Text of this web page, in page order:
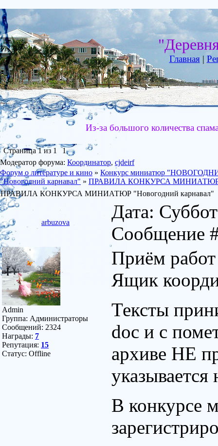
Главная|
Из-за большого количества
Страница1из 1
1
Модератор форума: Координатор, cjdeirf
Форум о литературе и кино » Конкурс миниатюр
"Новогодний карнавал" » ПРАВИЛА КОНКУРСА МИНИАТЮР
ПРАВИЛА КОНКУРСА МИНИАТЮР "Новогодний карнавал"
arbuzova
Дата:
Сообщение
Admin
Группа: Администраторы
Сообщений: 2324
Награды: 7
Репутация: 15
Статус: Offline
Приём работ
Ящик
Тексты
doc и с
архиве НЕ
В конкурсе